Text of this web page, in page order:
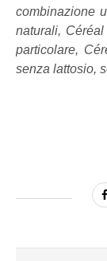
combinazione
naturali,
particolare,
senza lattosio,